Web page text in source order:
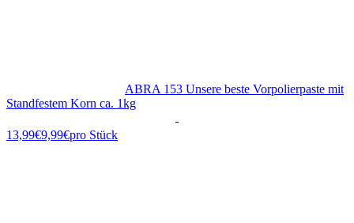
ABRA 153 Unsere beste Vorpolierpaste mit
Standfestem Korn ca. 1kg
9,99€pro Stück